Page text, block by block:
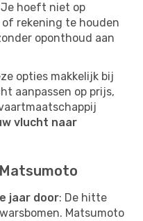
hoeft niet op
rekening te houden
oponthoud aan
opties makkelijk bij
aanpassen op prijs,
vlucht naar
jaar door: De hitte
Matsumoto